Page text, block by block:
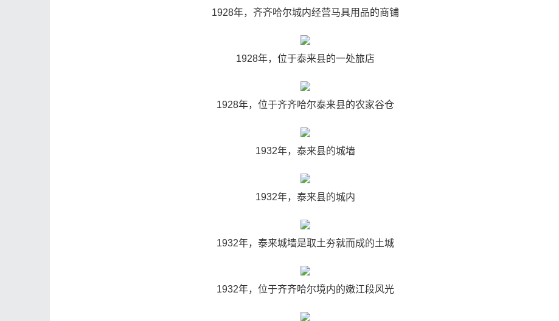
1928年，齐齐哈尔城内经营马具用品的商铺
1928年，位于泰来县的一处旅店
1928年，位于齐齐哈尔泰来县的农家谷仓
1932年，泰来县的城墙
1932年，泰来县的城内
1932年，泰来城墙是取土夯就而成的土城
1932年，位于齐齐哈尔境内的嫩江段风光